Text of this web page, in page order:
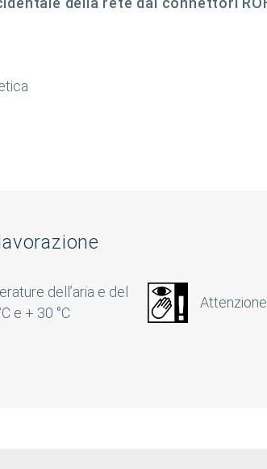
dell’aria e del
e + 30 °C